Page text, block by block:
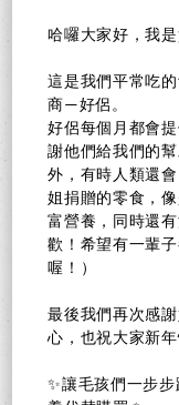
哈囉大家好，我是
這是我們平常吃
商—好侶。
好侶每個月都會
謝他們給我們的
外，有時人類還
姐捐贈的零食，
富營養，同時還
歡！希望有一輩
喔！）
最後我們再次感
心，也祝大家新
✨讓毛孩們一步